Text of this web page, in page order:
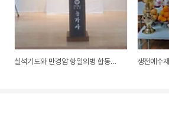
칠석기도와 만경암 항일의병 합동위령제 생전예수재